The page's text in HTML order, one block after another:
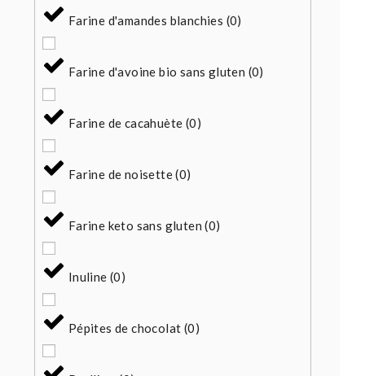
Farine d'amandes blanchies (0)
Farine d'avoine bio sans gluten (0)
Farine de cacahuète (0)
Farine de noisette(0)
Farine keto sans gluten (0)
Inuline (0)
Pépites de chocolat (0)